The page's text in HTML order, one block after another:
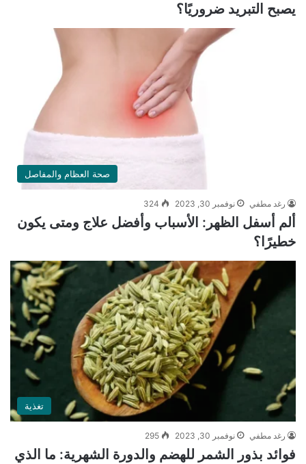
يصبح التبريد ضروريًا؟
صحة العظام والمفاصل
رغد مطفي نوفمبر 30, 2023 324
ألم أسفل الظهر: الأسباب وأفضل علاج ومتى يكون
خطيرًا؟
تغذية
رغد مطفي نوفمبر 30, 2023 295
فوائد بذور الشمر للهضم والدورة الشهرية: ما الذي